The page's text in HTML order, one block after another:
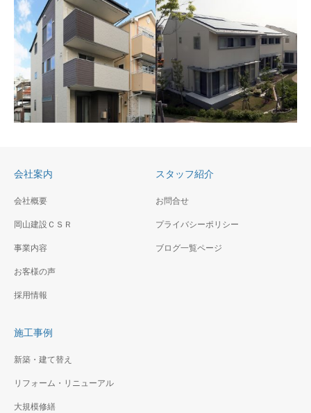
世田谷I様邸新築工事
旗竿形状の敷地にオーナー拘
の個性的な住宅です。
洋光台Ｉ様邸新築工事
閑静な住宅地にバリアフリー
ウッドデッキを設けました。
戸部3丁目住宅新築工事
宅です。規制を最大限活用
し、ファサードに変化を付け
横浜市の休眠地を人工物なし
の地形を生かした造成
会社案内
会社概要
岡山建設ＣＳＲ
事業内容
お客様の声
採用情報
スタッフ紹介
お問合せ
プライバシーポリシー
ブログ一覧ページ
施工事例
新築・建て替え
リフォーム・リニューアル
大規模修繕